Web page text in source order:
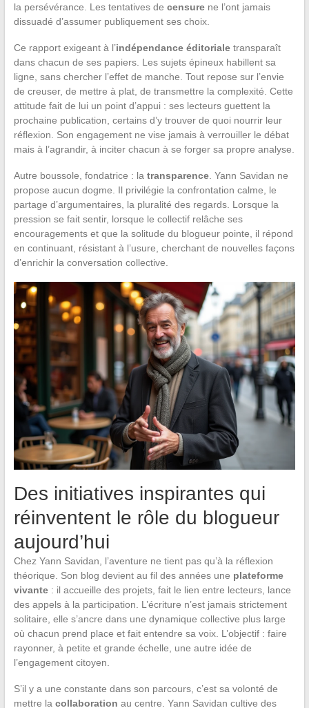
la persévérance. Les tentatives de censurene l’ont jamais
dissuadé d’assumer publiquement ses choix.
Ce rapport exigeant à l’indépendance éditorialetransparaît
dans chacun de ses papiers. Les sujets épineux habillent sa
ligne, sans chercher l’effet de manche. Tout repose sur l’envie
de creuser, de mettre à plat, de transmettre la complexité. Cette
attitude fait de lui un point d’appui : ses lecteurs guettent la
prochaine publication, certains d’y trouver de quoi nourrir leur
réflexion. Son engagement ne vise jamais à verrouiller le débat
mais à l’agrandir, à inciter chacun à se forger sa propre analyse.
Autre boussole, fondatrice : la transparence. Yann Savidan ne
propose aucun dogme. Il privilégie la confrontation calme, le
partage d’argumentaires, la pluralité des regards. Lorsque la
pression se fait sentir, lorsque le collectif relâche ses
encouragements et que la solitude du blogueur pointe, il répond
en continuant, résistant à l’usure, cherchant de nouvelles façons
d’enrichir la conversation collective.
Des initiatives inspirantes qui
réinventent le rôle du blogueur
aujourd’hui
Chez Yann Savidan, l’aventure ne tient pas qu’à la réflexion
théorique. Son blog devient au fil des années une plateforme
vivante: il accueille des projets, fait le lien entre lecteurs, lance
des appels à la participation. L’écriture n’est jamais strictement
solitaire, elle s’ancre dans une dynamique collective plus large
où chacun prend place et fait entendre sa voix. L’objectif : faire
rayonner, à petite et grande échelle, une autre idée de
l’engagement citoyen.
S’il y a une constante dans son parcours, c’est sa volonté de
mettre la collaboration au centre. Yann Savidan cultive des